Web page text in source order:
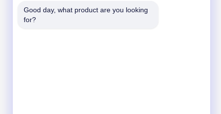
Envie-nos
Good day, what product are you looking
for?